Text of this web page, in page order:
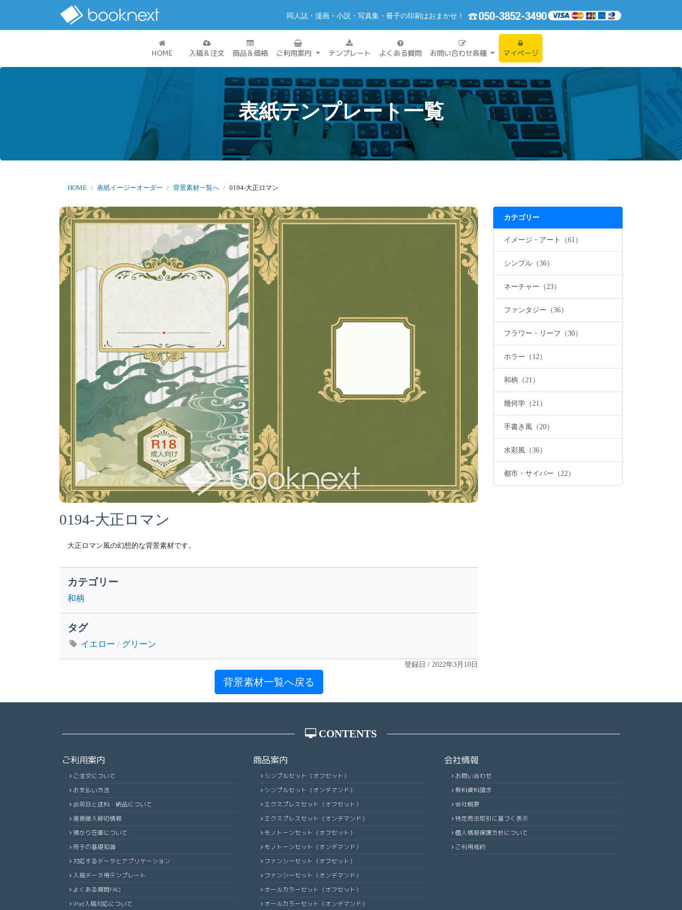
同人誌・漫画・小説・写真集・冊子の印刷はおまかせ！
HOME 入稿＆注文 商品＆価格 ご利用案内 テンプレート よくある質問 お問い合わせ各種 マイページ
表紙テンプレート一覧
HOME 表紙イージーオーダー 背景素材一覧へ 0194-大正ロマン
0194-大正ロマン
大正ロマン風の幻想的な背景素材です。
カテゴリー
和柄
タグ
イエロー / グリーン
登録日 / 2022年3月10日
背景素材一覧へ戻る
カテゴリー
イメージ・アート（61）
シンプル（36）
ネーチャー（23）
ファンタジー（36）
フラワー・リーフ（30）
ホラー（12）
和柄（21）
幾何学（21）
手書き風（20）
水彩風（36）
都市・サイバー（22）
CONTENTS
ご利用案内
ご注文について
お支払い方法
出荷日と送料・納品について
直接搬入締切情報
預かり在庫について
冊子の基礎知識
対応するデータとアプリケーション
入稿データ用テンプレート
よくある質問FAQ
iPad入稿対応について
商品案内
シンプルセット（オフセット）
シンプルセット（オンデマンド）
エクスプレスセット（オフセット）
エクスプレスセット（オンデマンド）
モノトーンセット（オフセット）
モノトーンセット（オンデマンド）
ファンシーセット（オフセット）
ファンシーセット（オンデマンド）
オールカラーセット（オフセット）
オールカラーセット（オンデマンド）
会社情報
お問い合わせ
無料資料請求
会社概要
特定商法取引に基づく表示
個人情報保護方針について
ご利用規約